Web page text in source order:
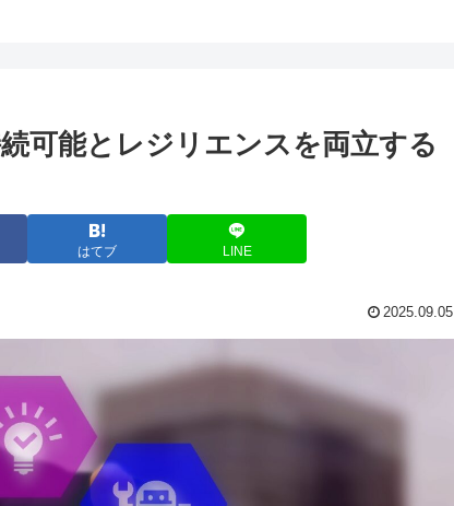
可能とレジリエンスを両立する
はてブ LINE
2025.09.05